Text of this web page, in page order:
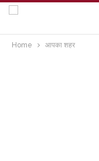
Home आपका शहर